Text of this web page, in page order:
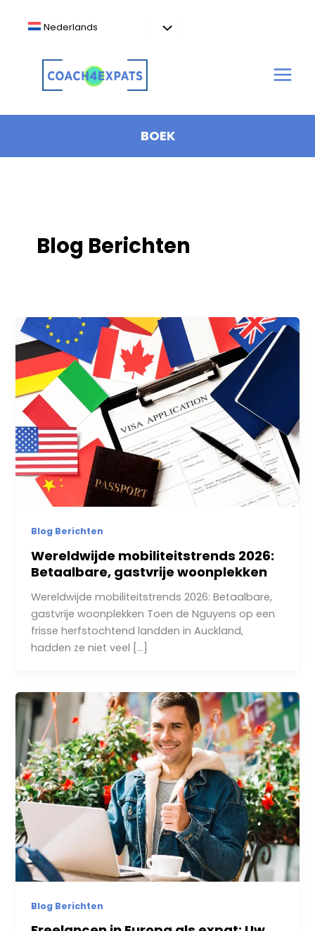
Nederlands
BOEK
Blog Berichten
Blog Berichten
Wereldwijde mobiliteitstrends 2026:
Betaalbare, gastvrije woonplekken
Wereldwijde mobiliteitstrends 2026: Betaalbare,
gastvrije woonplekken Toen de Nguyens op een
frisse herfstochtend landden in Auckland,
hadden ze niet veel […]
Blog Berichten